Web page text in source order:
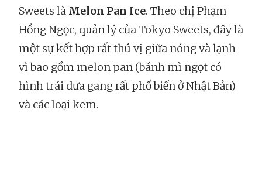
Sweets là Melon Pan Ice. Theo chị Phạm
Hồng Ngọc, quản lý của Tokyo Sweets, đây là
một sự kết hợp rất thú vị giữa nóng và lạnh
vì bao gồm melon pan (bánh mì ngọt có
hình trái dưa gang rất phổ biến ở Nhật Bản)
và các loại kem.